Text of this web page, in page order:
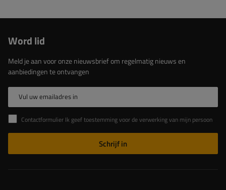
Word lid
Meld je aan voor onze nieuwsbrief om regelmatig nieuws en
aanbiedingen te ontvangen
Vul uw emailadres in
Contactformulier Ik geef toestemming voor de verwerking van mijn persoonlijke gegevens in het contactformulier in overeenstemming met de Verordening van het Europees Parlement en de Raad (EU)
Schrijf in